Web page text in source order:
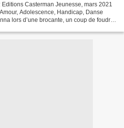
Casterman Jeunesse, mars 2021
Adolescence, Handicap, Danse
lors d’une brocante, un coup de foudre